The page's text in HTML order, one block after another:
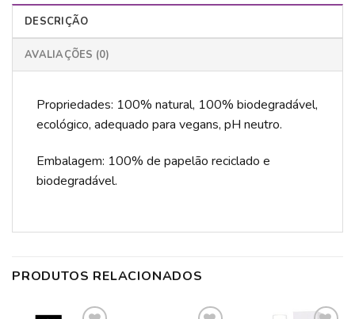
DESCRIÇÃO
AVALIAÇÕES (0)
Propriedades: 100% natural, 100% biodegradável,
ecológico, adequado para vegans, pH neutro.
Embalagem: 100% de papelão reciclado e
biodegradável.
PRODUTOS RELACIONADOS